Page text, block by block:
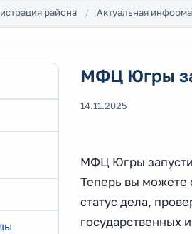
района Актуальная
МФЦ Югры
14.11.2025
МФЦ Югры
Теперь вы можете
статус дела,
государственных